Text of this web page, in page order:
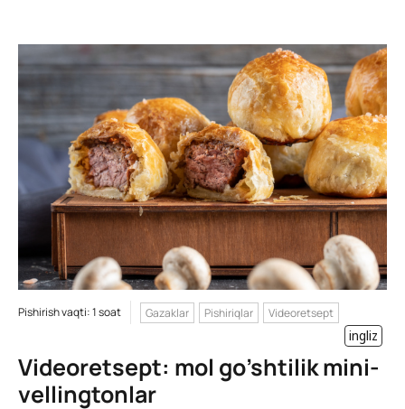
Pishirish vaqti: 1 soat Gazaklar Pishiriqlar Videoretsept
ingliz
Videoretsept: mol go’shtilik mini-
vellingtonlar